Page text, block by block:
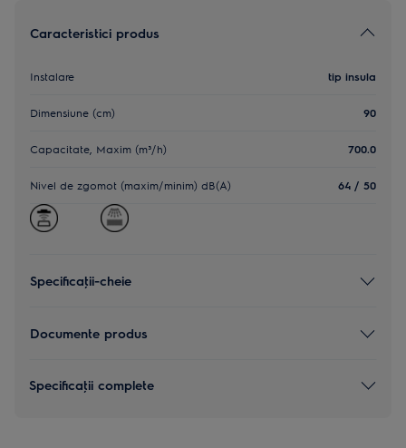
Caracteristici produs
Instalare tip insula
Dimensiune (cm) 90
Capacitate, Maxim (m³/h) 700.0
Nivel de zgomot (maxim/minim) dB(A) 64 / 50
Specificaţii-cheie
Documente produs
Specificaţii complete